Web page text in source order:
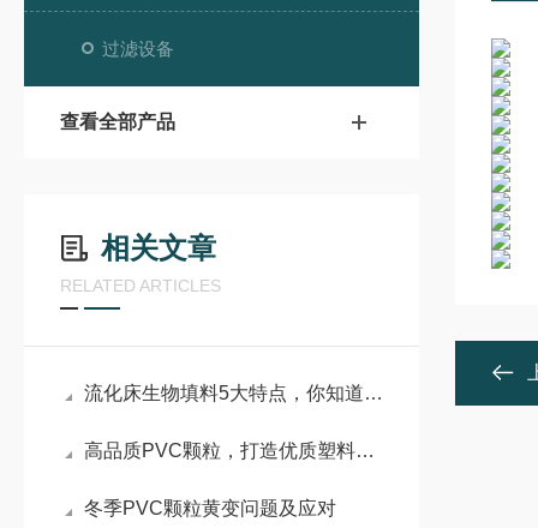
过滤设备
查看全部产品
相关文章
RELATED ARTICLES
流化床生物填料5大特点，你知道几点？
高品质PVC颗粒，打造优质塑料制品的核心基石
冬季PVC颗粒黄变问题及应对